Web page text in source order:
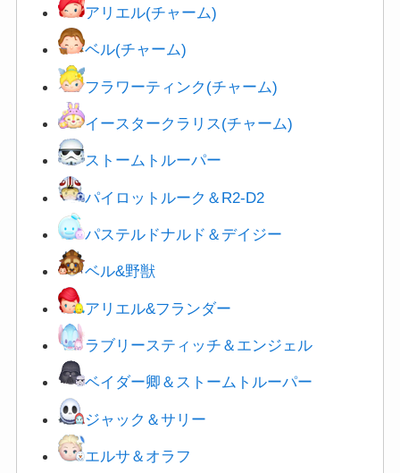
アリエル(チャーム)
ベル(チャーム)
フラワーティンク(チャーム)
イースタークラリス(チャーム)
ストームトルーパー
パイロットルーク＆R2-D2
パステルドナルド＆デイジー
ベル&野獣
アリエル&フランダー
ラブリースティッチ＆エンジェル
ベイダー卿＆ ストームトルーパー
ジャック＆サリー
エルサ＆オラフ